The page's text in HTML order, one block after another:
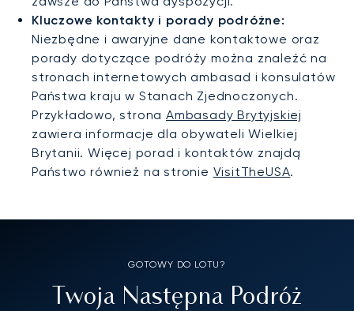
Kluczowe kontakty i porady podróżne:
Niezbędne i awaryjne dane kontaktowe oraz
porady dotyczące podróży można znaleźć na
stronach internetowych ambasad i konsulatów
Państwa kraju w Stanach Zjednoczonych.
Przykładowo, stronaAmbasady Brytyjskiej
zawiera informacje dla obywateli Wielkiej
Brytanii. Więcej porad i kontaktów znajdą
Państwo również na stronie VisitTheUSA.
GOTOWY DO LOTU?
Twoja Następna Podróż